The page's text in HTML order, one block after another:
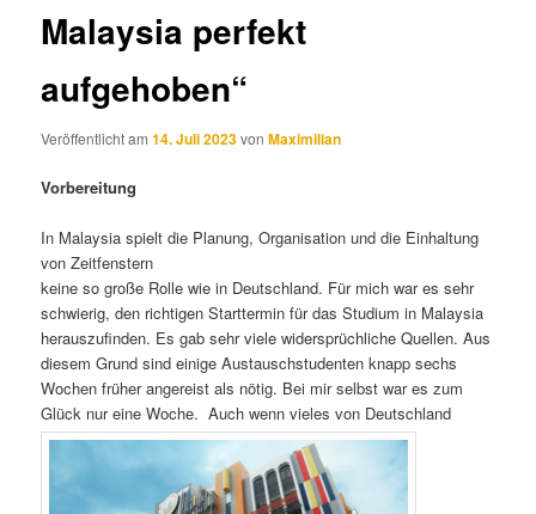
Malaysia perfekt
aufgehoben“
Veröffentlicht am14. Juli 2023vonMaximilian
Vorbereitung
In Malaysia spielt die Planung, Organisation und die Einhaltung
von Zeitfenstern
keine so große Rolle wie in Deutschland. Für mich war es sehr
schwierig, den richtigen Starttermin für das Studium in Malaysia
herauszufinden. Es gab sehr viele widersprüchliche Quellen. Aus
diesem Grund sind einige Austauschstudenten knapp sechs
Wochen früher angereist als nötig. Bei mir selbst war es zum
Glück nur eine Woche. Auch wenn vieles von Deutschland